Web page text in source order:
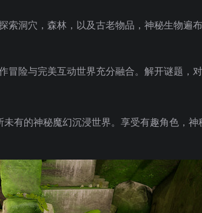
索洞穴，森林，以及古老物品，神秘生物遍布
冒险与完美互动世界充分融合。解开谜题，对
有的神秘魔幻沉浸世界。享受有趣角色，